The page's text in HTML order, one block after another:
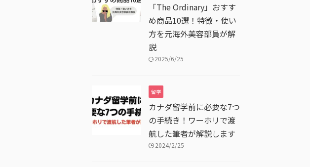
「The Ordinary」おすす
め商品10選！特徴・使い
方を元海外美容部員が解
説
2025/6/25
留学
カナダ留学前に必要な7つ
の手続き！ワーホリで渡
航した筆者が解説します
2024/2/25